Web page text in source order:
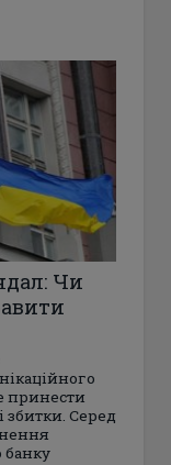
Чи
принести
збитки. Серед
банку